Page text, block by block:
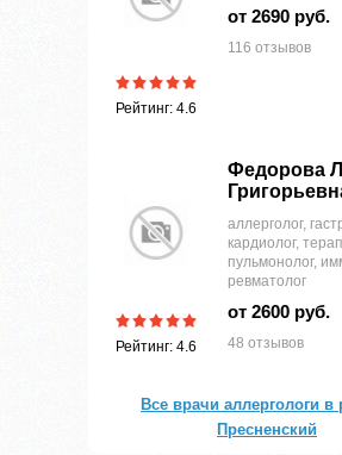
Рейтинг: 4.6
от 2690 руб.
116 отзывов
Рейтинг: 4.6
Федорова
аллерголог,
кардиолог,
пульмонолог,
ревматолог
от 2600 руб.
48 отзывов
Все врачи аллергологи в
Пресненский